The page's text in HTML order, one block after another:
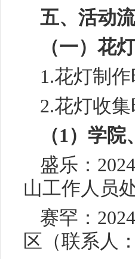
五、活动
（一）花
1.花灯制
2.花灯收集
（1）学院
盛乐：
山工作人员
赛罕：
区（联系人